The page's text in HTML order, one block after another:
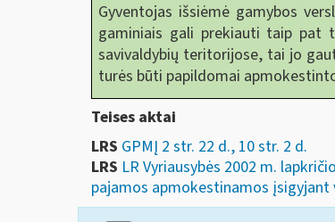
Gyventojas išsiėmė gamybos
gaminiais gali prekiauti taip pat
savivaldybių teritorijose, tai jo
turės būti papildomai
Teises aktai
LRS GPMĮ 2 str. 22 d., 10 str. 2 d.
LRS LR Vyriausybės 2002 m.
pajamos apmokestinamos